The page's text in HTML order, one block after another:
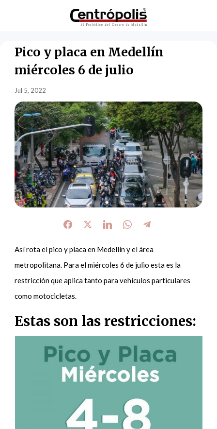
Pico y placa en Medellín
miércoles 6 de julio
Jul 5, 2022
Así rota el pico y placa en Medellín y el área
metropolitana. Para el miércoles 6 de julio esta es la
restricción que aplica tanto para vehículos particulares
como motocicletas.
Estas son las restricciones: